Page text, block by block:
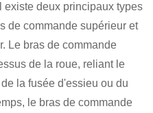
existe deux principaux types
de commande supérieur et
Le bras de commande
de la roue, reliant le
la fusée d'essieu ou du
le bras de commande